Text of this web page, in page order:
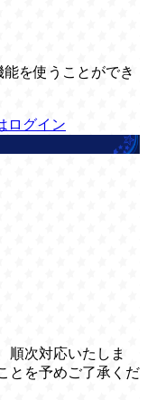
を使うことができ
ログイン
順次対応いたしま
とを予めご了承くだ